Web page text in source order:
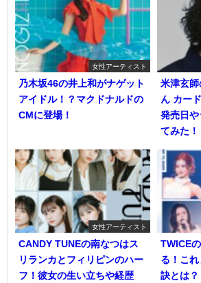
女性アーティスト
乃木坂46の井上和がナゲット
アイドル！？マクドナルドの
CMに登場！
米津玄
ん カー
発売日
てみた！
女性アーティスト
CANDY TUNEの南なつはス
リランカとフィリピンのハー
フ！彼女の生い立ちや経歴
TWICE
る！こ
訣とは？